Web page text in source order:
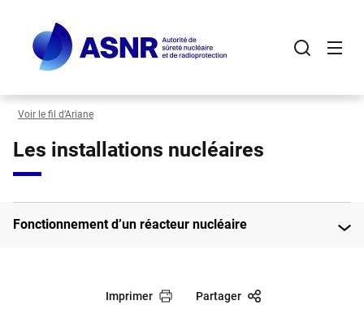
contenu
principal
Voir le fil d’Ariane
Les installations nucléaires
Fonctionnement d’un réacteur nucléaire
Imprimer Partager